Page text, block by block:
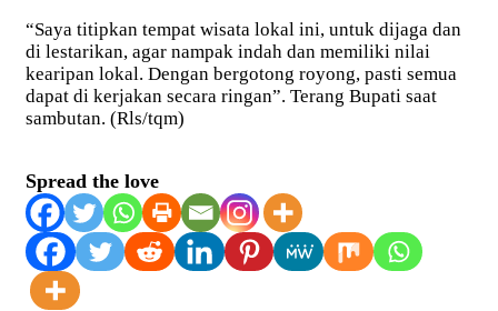
“Saya titipkan tempat wisata lokal ini, untuk dijaga dan
di lestarikan, agar nampak indah dan memiliki nilai
kearipan lokal. Dengan bergotong royong, pasti semua
dapat di kerjakan secara ringan”. Terang Bupati saat
sambutan. (Rls/tqm)
Spread the love